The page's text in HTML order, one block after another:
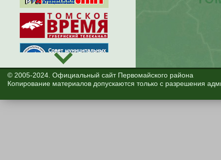
© 2005-2024. Официальный сайт Первомайского района
Копирование материалов допускаются только с разрешения